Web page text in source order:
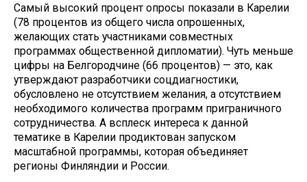
Самый высокий процент опросы показали в Карелии
(78 процентов из общего числа опрошенных,
желающих стать участниками совместных
программах общественной дипломатии). Чуть меньше
цифры на Белгородчине (66 процентов) — это, как
утверждают разработчики соцдиагностики,
обусловлено не отсутствием желания, а отсутствием
необходимого количества программ приграничного
сотрудничества. А всплеск интереса к данной
тематике в Карелии продиктован запуском
масштабной программы, которая объединяет
регионы Финляндии и России.